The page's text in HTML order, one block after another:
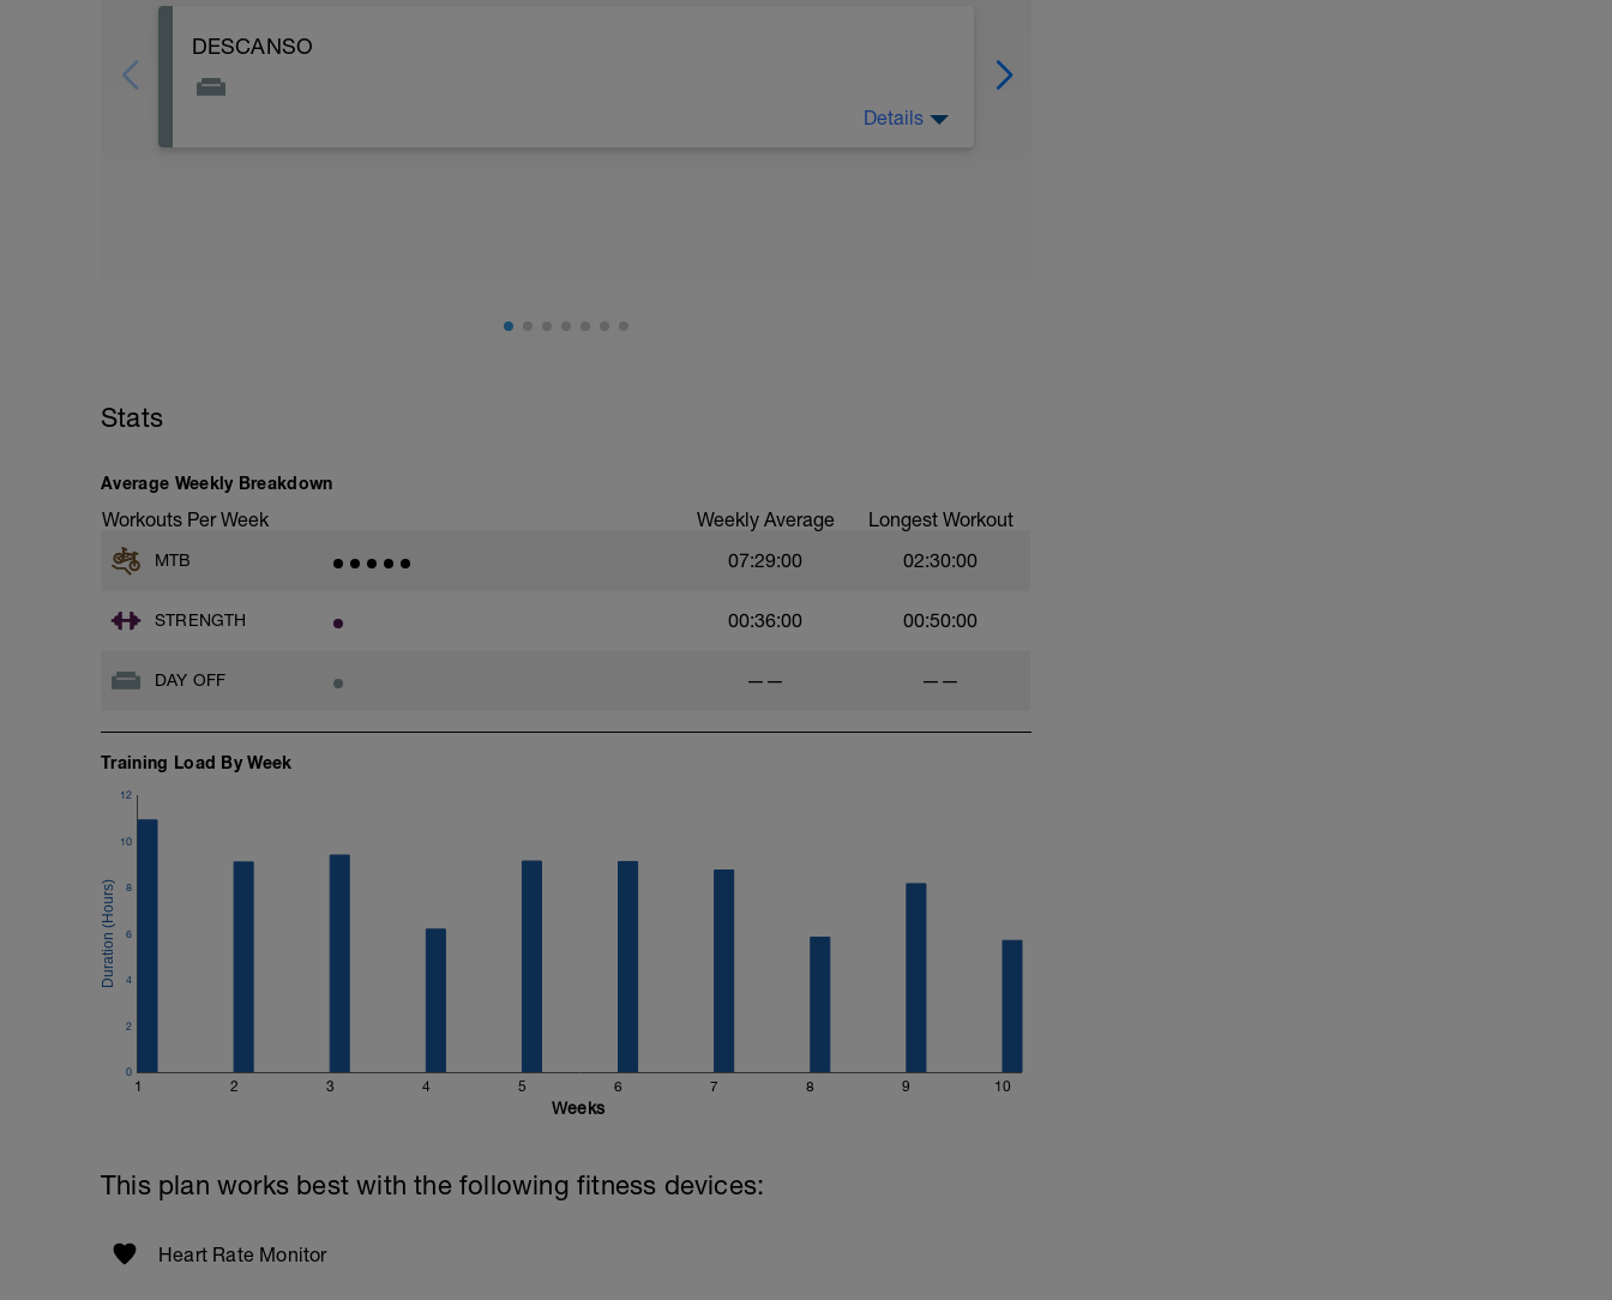
DESCANSO
Details
Stats
Average Weekly Breakdown
Workouts Per Week Weekly Average Longest Workout
MTB 07:29:00 02:30:00
STRENGTH 00:36:00 00:50:00
DAY OFF —— ——
Training Load By Week
1 2 3 4 5 6 7 8 9 10
0
2
4
6
8
10
12
Weeks
This plan works best with the following fitness devices:
Heart Rate Monitor